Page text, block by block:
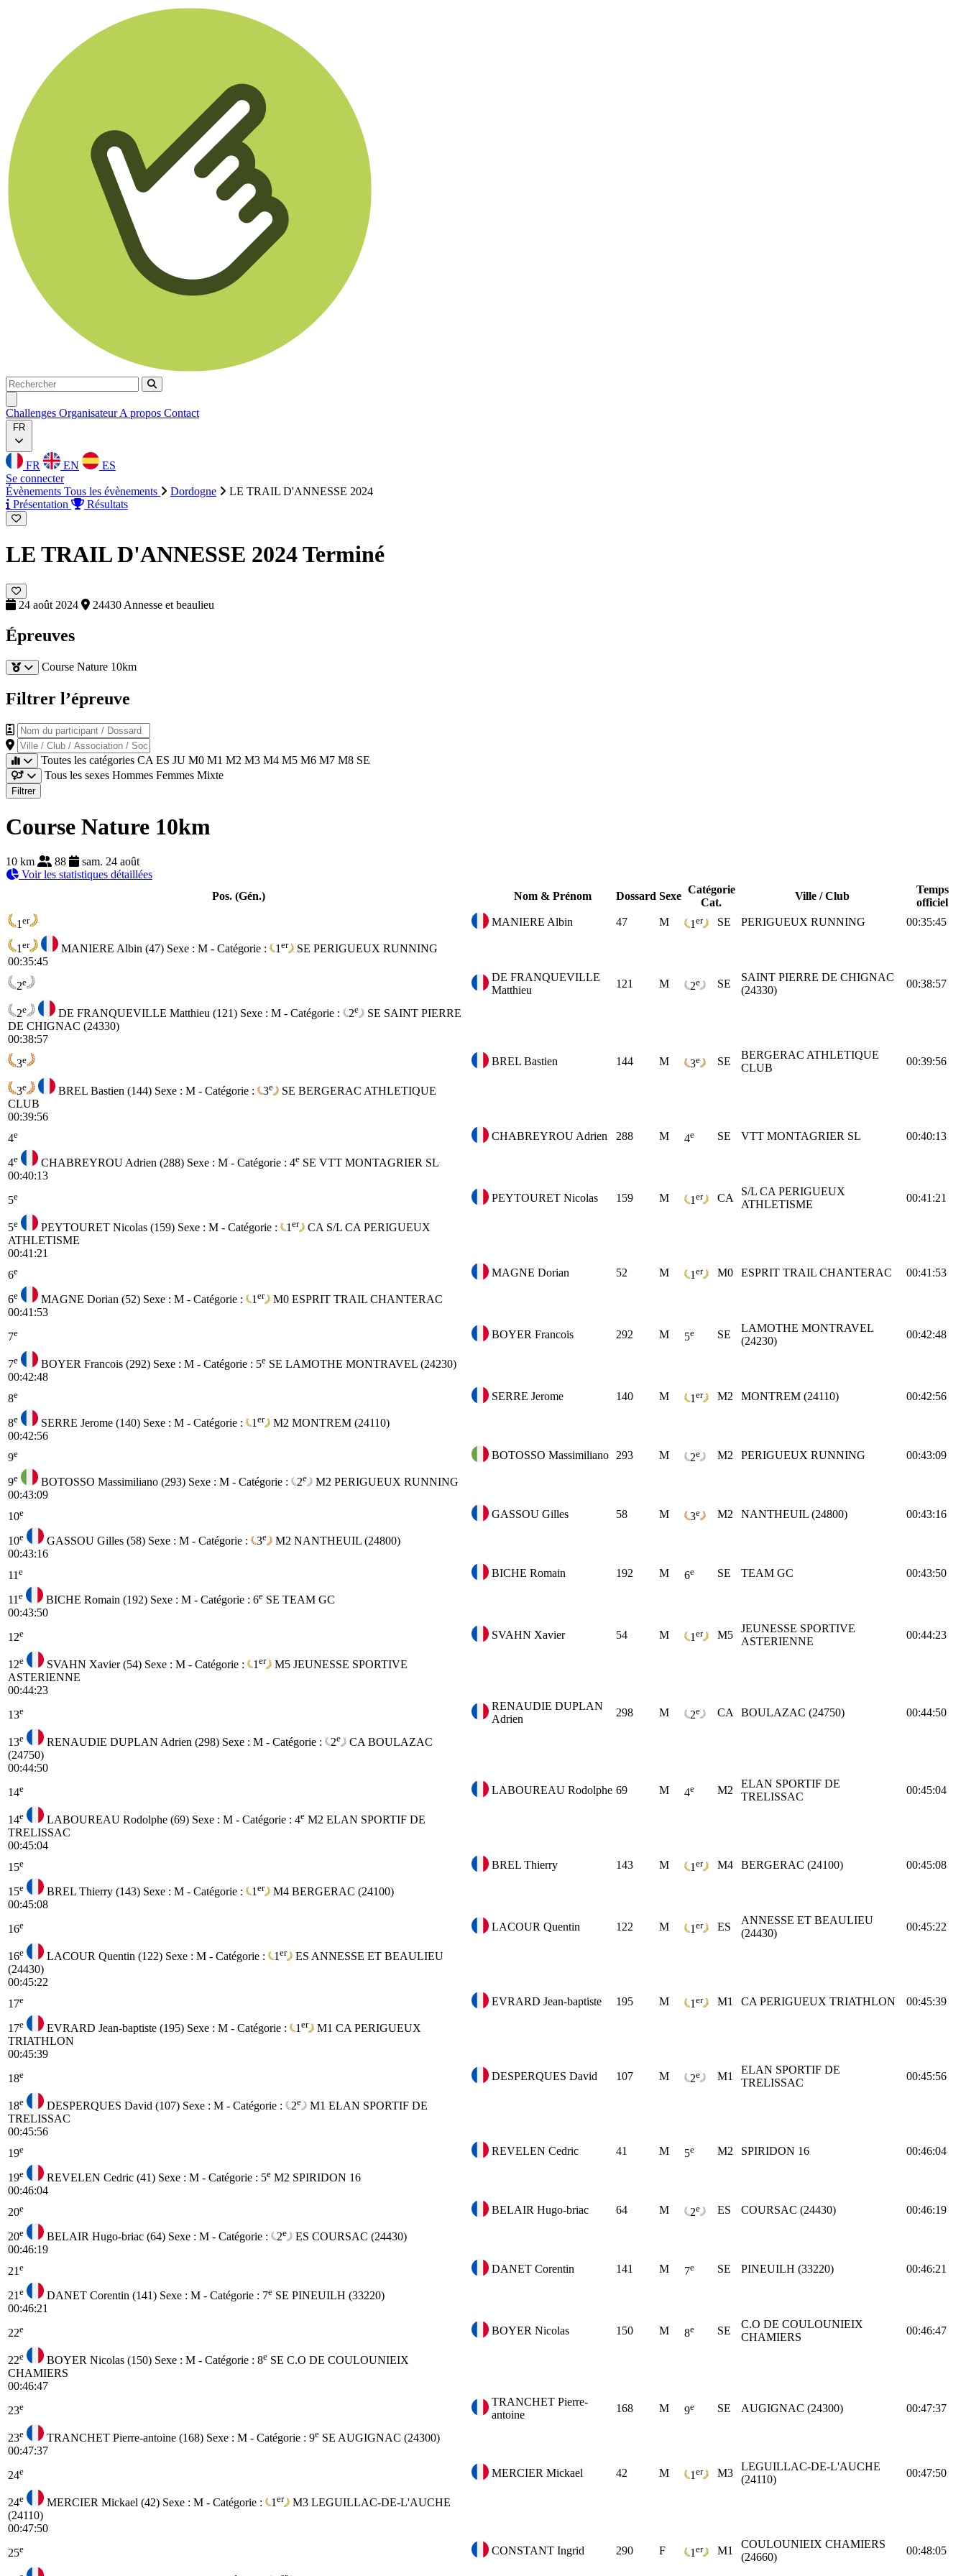
Rechercher
Rechercher
Challenges OrganisateurA propos Contact
FR
FR EN
ES
Se connecter
Évènements Tous les évènements Dordogne
LE TRAIL D'ANNESSE 2024
Présentation
Résultats
LE TRAIL D'ANNESSE 2024Terminé
24 août 2024 24430 Annesse et beaulieu
Épreuves
Course Nature 10km
Filtrer l’épreuve
Nom du participant / Dossard
Ville / Club / Association / Société
Toutes les catégories CA ES JU M0 M1 M2 M3 M4 M5 M6 M7 M8 SE
Tous les sexes Hommes Femmes Mixte
Filtrer
Course Nature 10km
10 km 88
sam. 24 août
Voir les statistiques détaillées
Pos. (Gén.)
Nom & Prénom Dossard Sexe
Catégorie
Cat.
Ville / Club
Temps
officiel
1 er MANIERE Albin 47 M 1 er SE PERIGUEUX RUNNING 00:35:45
1 er MANIERE Albin (47) Sexe : M - Catégorie : 1 er SE PERIGUEUX RUNNING
00:35:45
2e
DE FRANQUEVILLE
Matthieu
121 M 2e SE
SAINT PIERRE DE CHIGNAC
(24330)
00:38:57
2e DE FRANQUEVILLE Matthieu (121) Sexe : M - Catégorie : 2e SE SAINT PIERRE
DE CHIGNAC (24330)
00:38:57
3e BREL Bastien 144 M 3e SE
BERGERAC ATHLETIQUE
CLUB
00:39:56
3e BREL Bastien (144) Sexe : M - Catégorie : 3e SE BERGERAC ATHLETIQUE
CLUB
00:39:56
4e CHABREYROU Adrien 288 M 4e SE VTT MONTAGRIER SL 00:40:13
4e CHABREYROU Adrien (288) Sexe : M - Catégorie : 4e SE VTT MONTAGRIER SL
00:40:13
5e PEYTOURET Nicolas 159 M 1 er CA
S/L CA PERIGUEUX
ATHLETISME
00:41:21
5e PEYTOURET Nicolas (159) Sexe : M - Catégorie : 1 er CA S/L CA PERIGUEUX
ATHLETISME
00:41:21
6e MAGNE Dorian 52 M 1 er M0 ESPRIT TRAIL CHANTERAC 00:41:53
6e MAGNE Dorian (52) Sexe : M - Catégorie : 1 er M0 ESPRIT TRAIL CHANTERAC
00:41:53
7e BOYER Francois 292 M 5e SE
LAMOTHE MONTRAVEL
(24230)
00:42:48
7e BOYER Francois (292) Sexe : M - Catégorie : 5e SE LAMOTHE MONTRAVEL (24230)
00:42:48
8e SERRE Jerome 140 M 1 er M2 MONTREM (24110) 00:42:56
8e SERRE Jerome (140) Sexe : M - Catégorie : 1 er M2 MONTREM (24110)
00:42:56
9e BOTOSSO Massimiliano 293 M 2e M2 PERIGUEUX RUNNING 00:43:09
9e BOTOSSO Massimiliano (293) Sexe : M - Catégorie : 2e M2 PERIGUEUX RUNNING
00:43:09
10e GASSOU Gilles 58 M 3e M2 NANTHEUIL (24800) 00:43:16
10e GASSOU Gilles (58) Sexe : M - Catégorie : 3e M2 NANTHEUIL (24800)
00:43:16
11 e BICHE Romain 192 M 6e SE TEAM GC 00:43:50
11 e BICHE Romain (192) Sexe : M - Catégorie : 6e SE TEAM GC
00:43:50
12e SVAHN Xavier 54 M 1 er M5
JEUNESSE SPORTIVE
ASTERIENNE
00:44:23
12e SVAHN Xavier (54) Sexe : M - Catégorie : 1 er M5 JEUNESSE SPORTIVE
ASTERIENNE
00:44:23
13e
RENAUDIE DUPLAN
Adrien
298 M 2e CA BOULAZAC (24750) 00:44:50
13e RENAUDIE DUPLAN Adrien (298) Sexe : M - Catégorie : 2e CA BOULAZAC
(24750)
00:44:50
14e LABOUREAU Rodolphe 69 M 4e M2
ELAN SPORTIF DE
TRELISSAC
00:45:04
14e LABOUREAU Rodolphe (69) Sexe : M - Catégorie : 4e M2 ELAN SPORTIF DE
TRELISSAC
00:45:04
15e BREL Thierry 143 M 1 er M4 BERGERAC (24100) 00:45:08
15e BREL Thierry (143) Sexe : M - Catégorie : 1 er M4 BERGERAC (24100)
00:45:08
16e LACOUR Quentin 122 M 1 er ES
ANNESSE ET BEAULIEU
(24430)
00:45:22
16e LACOUR Quentin (122) Sexe : M - Catégorie : 1 er ES ANNESSE ET BEAULIEU
(24430)
00:45:22
17e EVRARD Jean-baptiste 195 M 1 er M1 CA PERIGUEUX TRIATHLON 00:45:39
17e EVRARD Jean-baptiste (195) Sexe : M - Catégorie : 1 er M1 CA PERIGUEUX
TRIATHLON
00:45:39
18e DESPERQUES David 107 M 2e M1
ELAN SPORTIF DE
TRELISSAC
00:45:56
18e DESPERQUES David (107) Sexe : M - Catégorie : 2e M1 ELAN SPORTIF DE
TRELISSAC
00:45:56
19e REVELEN Cedric 41 M 5e M2 SPIRIDON 16 00:46:04
19e REVELEN Cedric (41) Sexe : M - Catégorie : 5e M2 SPIRIDON 16
00:46:04
20e BELAIR Hugo-briac 64 M 2e ES COURSAC (24430) 00:46:19
20e BELAIR Hugo-briac (64) Sexe : M - Catégorie : 2e ES COURSAC (24430)
00:46:19
21 e DANET Corentin 141 M 7e SE PINEUILH (33220) 00:46:21
21 e DANET Corentin (141) Sexe : M - Catégorie : 7e SE PINEUILH (33220)
00:46:21
22e BOYER Nicolas 150 M 8e SE
C.O DE COULOUNIEIX
CHAMIERS
00:46:47
22e BOYER Nicolas (150) Sexe : M - Catégorie : 8e SE C.O DE COULOUNIEIX
CHAMIERS
00:46:47
23e
TRANCHET Pierre-
antoine
168 M 9e SE AUGIGNAC (24300) 00:47:37
23e TRANCHET Pierre-antoine (168) Sexe : M - Catégorie : 9e SE AUGIGNAC (24300)
00:47:37
24e MERCIER Mickael 42 M 1 er M3
LEGUILLAC-DE-L'AUCHE
(24110)
00:47:50
24e MERCIER Mickael (42) Sexe : M - Catégorie : 1 er M3 LEGUILLAC-DE-L'AUCHE
(24110)
00:47:50
25e CONSTANT Ingrid 290 F 1 er M1
COULOUNIEIX CHAMIERS
(24660)
00:48:05